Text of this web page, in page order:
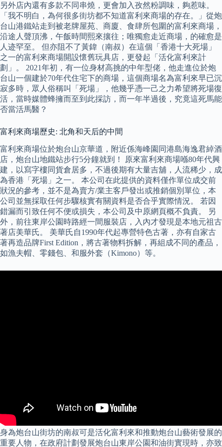
另外店內還有多款不同串燒，更會加入孜然粉調味，夠惹味。
「我不明白，為何很多街坊都不知道富利來商場的存在。」從炮
台山港鐵站走到被老牌屋苑、商廈、食肆所包圍的富利來商場，
沿途人聲頂沸，午飯時間熙來攘往；唯獨愈走近商場，的確愈是
人迹罕至。 但亦阻不了黃鍏（南叔）在這個「香港十大死場」
之一的富利來商場開設懷舊玩具店，更發起「活化富利來計
劃」。 2021年初，有一位身材高挑的中年型佬，他走進位於炮
台山一個建於70年代住宅下的商場，這個商場名為富利來早已沉
寂多時，眾人俗稱叫「死場」，他幾乎憑一己之力希望將死場復
活，當時媒體蜂擁而至到此採訪，而一年半過後，究竟這死馬能
否當活馬醫？
富利來商場歷史: 北角和天后的中間
富利來商場位於炮台山京華道，附近係海峰園同港島海逸君綽酒
店，炮台山地鐵站步行5分鐘就到！ 原來富利來商場喺80年代興
建，以寫字樓同貨倉居多，不過後期有大量吉舖，人流稀少，成
為香港「死場」之一。 本公司在此提供的資料僅作單位成交前
狀況的參考，並不是為賣方/業主客戶發出或推銷個別單位，本
公司並無採取任何步驟核實有關資料是否合乎實際情況。 若因
錯漏而引致任何不便或損失，本公司及中原網頁概不負責。 另
外，前往東岸公園時路經一間服裝店，入內才發現是本地元祖古
著店美華氏。 美華氏自1990年代起專營特色古著，亦有自家古
著再造品牌First Edition，將古著物料拆解，再組成不同的產品，
如漁夫帽、零錢包、和服外套（Kimono）等。
身為炮台山街坊的南叔可是活化富利來和推動炮台山藝術發展的
重要人物，在政府計劃發展炮台山東岸公園和油街實現時，亦致